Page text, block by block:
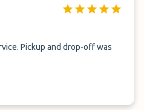
Pickup and drop-off was